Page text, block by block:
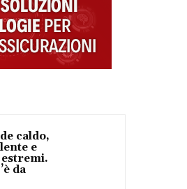
caldo,
e
da